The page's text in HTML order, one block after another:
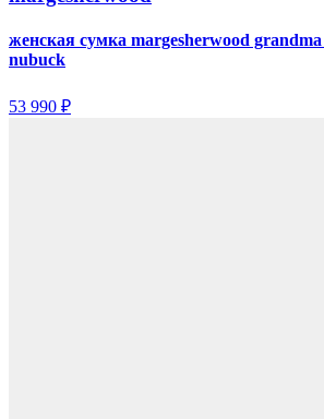
женская сумка margesherwood grandma
nubuck
53 990 ₽